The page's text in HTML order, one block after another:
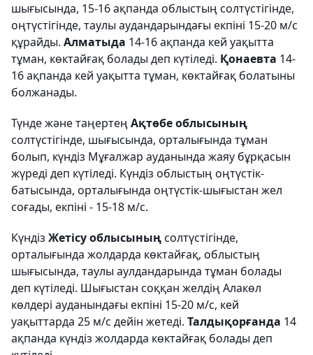
шығысында, 15-16 ақпанда облыстың солтүстігінде,
оңтүстігінде, таулы аудандарындағы екпіні 15-20 м/с
құрайды. Алматыда 14-16 ақпанда кей уақытта
тұман, көктайғақ болады деп күтіледі. Қонаевта 14-
16 ақпанда кей уақытта тұман, көктайғақ болатыны
болжанады.
Түнде және таңертең Ақтөбе облысының
солтүстігінде, шығысында, орталығында тұман
болып, күндіз Мұғалжар ауданында жаяу бұрқасын
жүреді деп күтіледі. Күндіз облыстың оңтүстік-
батысында, орталығында оңтүстік-шығыстан жел
соғады, екпіні - 15-18 м/с.
Күндіз Жетісу облысыныңсолтүстігінде,
орталығында жолдарда көктайғақ, облыстың
шығысында, таулы аулдандарында тұман болады
деп күтіледі. Шығыстан соққан желдің Алакөл
көлдері ауданындағы екпіні 15-20 м/с, кей
уақыттарда 25 м/с дейін жетеді. Талдықорғанда 14
ақпанда күндіз жолдарда көктайғақ болады деп